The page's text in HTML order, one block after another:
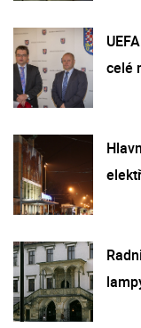
celé